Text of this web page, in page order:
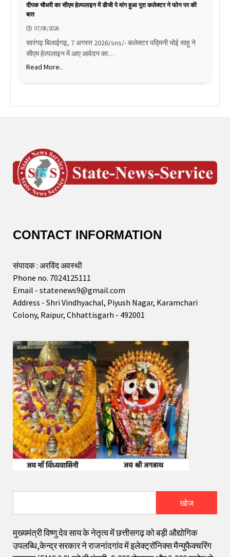
दीपक चौधरी का सीएम हेल्पलाइन में डीजी पे मांग हुआ पूरा कलेक्टर ने फोन पर की
बात
07/08/2026
सारंगढ़ बिलाईगढ़, 7 अगस्त 2026/sns/- कलेक्टर पद्मिनी भोई साहू ने
सीएम हेल्पलाइन में आए आवेदन का…
Read More..
CONTACT INFORMATION
संपादक : अरविंद अवस्थी
Phone no. 7024125111
Email - statenews9@gmail.com
Address - Shri Vindhyachal, Piyush Nagar, Karamchari
Colony, Raipur, Chhattisgarh - 492001
खोज
मुख्यमंत्री विष्णु देव साय के नेतृत्व में छत्तीसगढ़ को बड़ी औद्योगिक
उपलब्धि,केन्द्र सरकार ने राजनांदगांव में इलेक्ट्रॉनिक्स मैन्युफैक्चरिंग